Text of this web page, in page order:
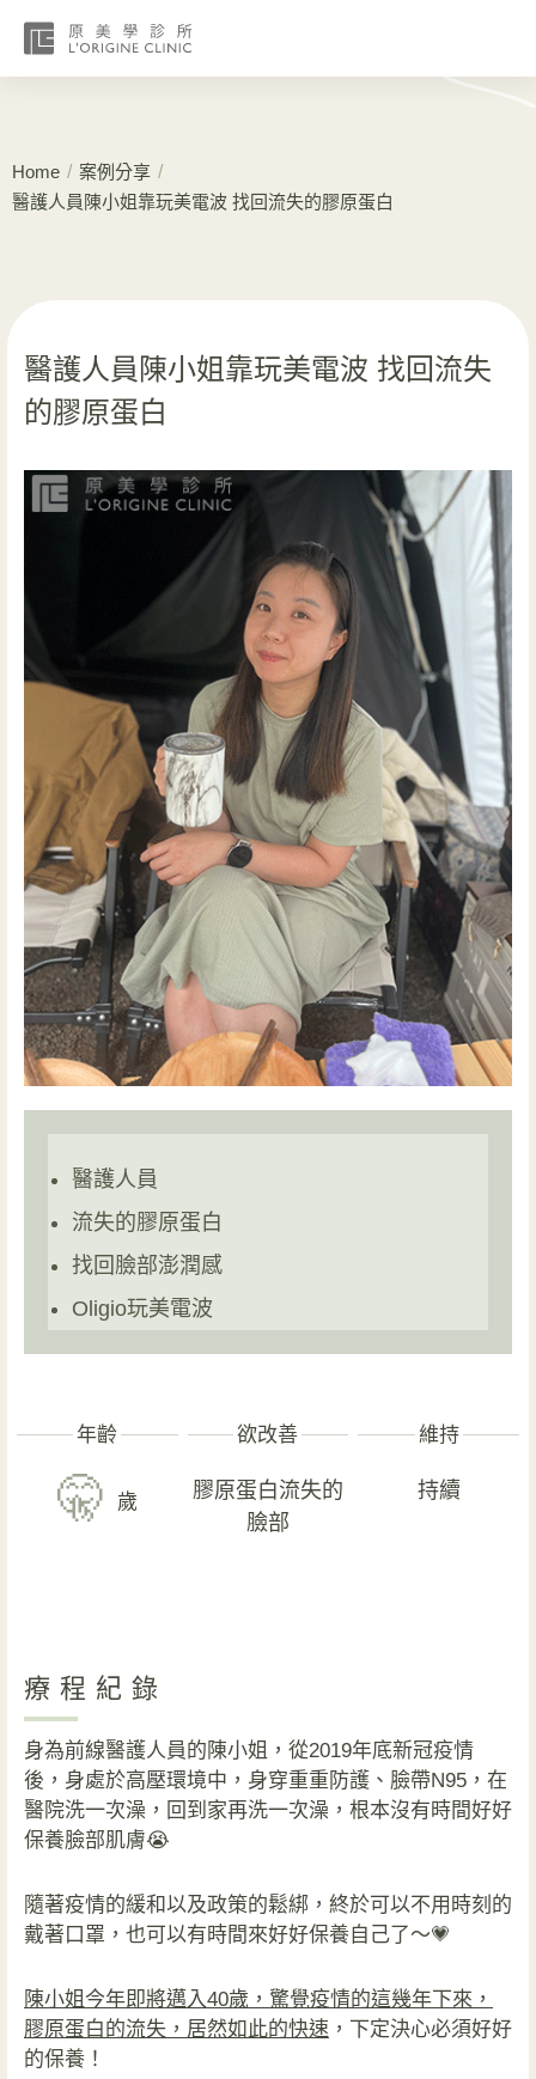
Home / 案例分享 /
醫護人員陳小姐靠玩美電波 找回流失的膠原蛋白
醫護人員陳小姐靠玩美電波 找回流失
的膠原蛋白
醫護人員
流失的膠原蛋白
找回臉部澎潤感
Oligio玩美電波
年齡
🤫 歲
欲改善
膠原蛋白流失的
臉部
維持
持續
療程紀錄
身為前線醫護人員的陳小姐，從2019年底新冠疫情
後，身處於高壓環境中，身穿重重防護、臉帶N95，在
醫院洗一次澡，回到家再洗一次澡，根本沒有時間好好
保養臉部肌膚😭
隨著疫情的緩和以及政策的鬆綁，終於可以不用時刻的
戴著口罩，也可以有時間來好好保養自己了～💗
陳小姐今年即將邁入40歲，驚覺疫情的這幾年下來，
膠原蛋白的流失，居然如此的快速 ，下定決心必須好好
的保養！